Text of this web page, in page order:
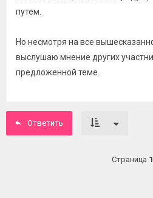
путем.
Но несмотря на все
выслушаю мнение других
предложенной теме.
Ответить
Страница 1